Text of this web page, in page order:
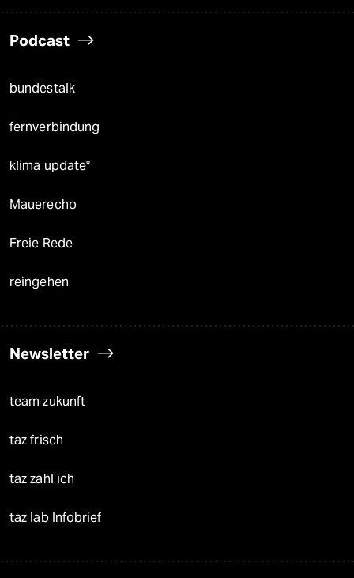
Podcast
bundestalk
fernverbindung
klima update°
Mauerecho
Freie Rede
reingehen
Newsletter
team zukunft
taz frisch
taz zahl ich
taz lab Infobrief